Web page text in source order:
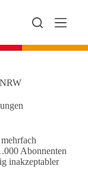
Abonnenten
inakzeptabler